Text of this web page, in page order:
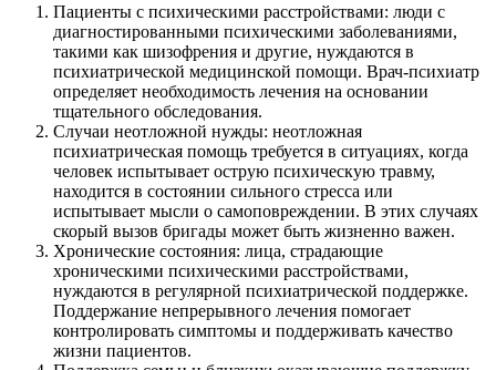
Пациенты с психическими расстройствами: люди с
диагностированными психическими заболеваниями,
такими как шизофрения и другие, нуждаются в
психиатрической медицинской помощи. Врач-психиатр
определяет необходимость лечения на основании
тщательного обследования.
Случаи неотложной нужды: неотложная
психиатрическая помощь требуется в ситуациях, когда
человек испытывает острую психическую травму,
находится в состоянии сильного стресса или
испытывает мысли о самоповреждении. В этих случаях
скорый вызов бригады может быть жизненно важен.
Хронические состояния: лица, страдающие
хроническими психическими расстройствами,
нуждаются в регулярной психиатрической поддержке.
Поддержание непрерывного лечения помогает
контролировать симптомы и поддерживать качество
жизни пациентов.